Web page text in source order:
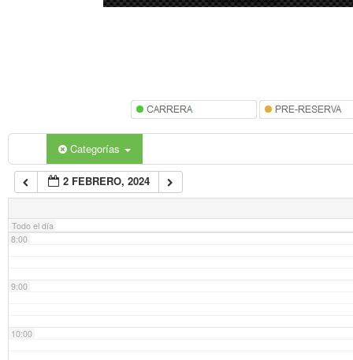
Categorías
2 FEBRERO, 2024
Todo el día
7:00
8:00
9:00
10:00